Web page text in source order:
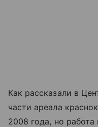
Как рассказали в
части ареала
2008 года, но